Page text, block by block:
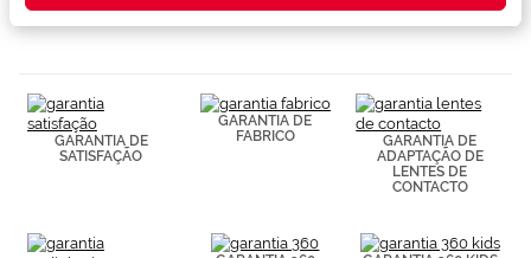
contenidos
personalizados
partir de tus
hábitos de
navegación
Puedes
consultar más
GARANTIA DE
SATISFAÇÃO
GARANTIA DE
FABRICO
GARANTIA DE
ADAPTAÇÃO DE
LENTES DE
CONTACTO